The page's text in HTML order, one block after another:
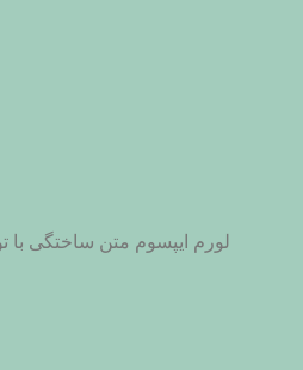
لورم ایپسوم متن ساختگی با